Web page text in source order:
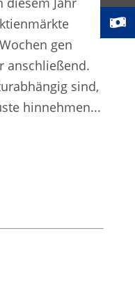
gen
anschließend.
sind,
hinnehmen...